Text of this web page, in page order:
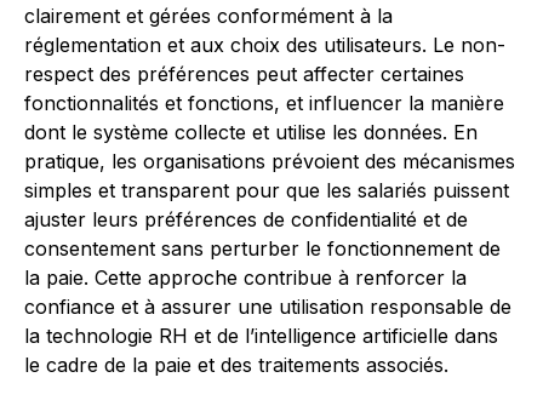
clairement et gérées conformément à la
réglementation et aux choix des utilisateurs. Le non-
respect des préférences peut affecter certaines
fonctionnalités et fonctions, et influencer la manière
dont le système collecte et utilise les données. En
pratique, les organisations prévoient des mécanismes
simples et transparent pour que les salariés puissent
ajuster leurs préférences de confidentialité et de
consentement sans perturber le fonctionnement de
la paie. Cette approche contribue à renforcer la
confiance et à assurer une utilisation responsable de
la technologie RH et de l’intelligence artificielle dans
le cadre de la paie et des traitements associés.